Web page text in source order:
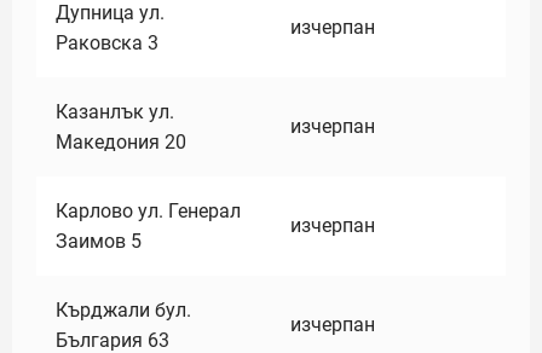
Дупница ул.
Раковска 3
изчерпан
Казанлък ул.
Македония 20
изчерпан
Карлово ул. Генерал
Заимов 5
изчерпан
Кърджали бул.
България 63
изчерпан